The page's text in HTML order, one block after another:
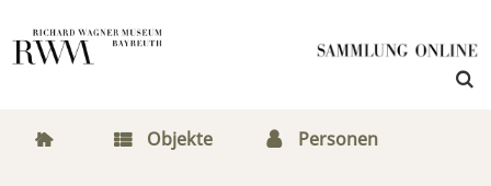
Objekte Personen